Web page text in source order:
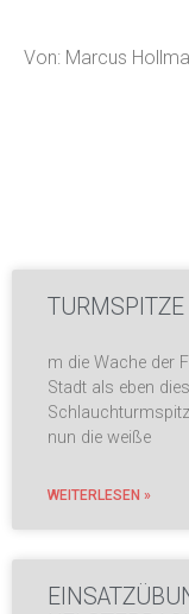
Von: Marcus
m die Wache der
Stadt als eben
nun die weiße
WEITERLESEN »